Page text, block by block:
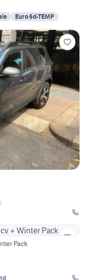
Euro 6d-TEMP
Pack